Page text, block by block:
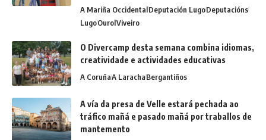
A Mariña OccidentalDeputación LugoDeputacións
LugoOurolViveiro
O Divercamp desta semana combina idiomas,
creatividade e actividades educativas
A CoruñaA LarachaBergantiños
A vía da presa de Velle estará pechada ao
tráfico mañá e pasado mañá por traballos de
mantemento